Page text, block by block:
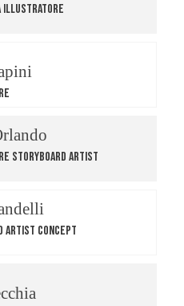
Illustratore
Storyboard Artist
Artist Concept